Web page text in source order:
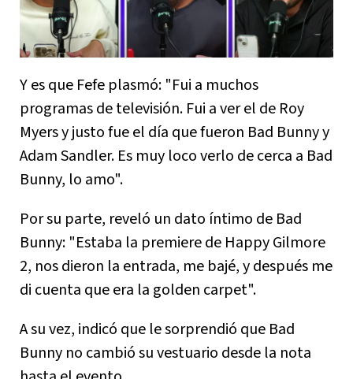
Y es que Fefe plasmó: "Fui a muchos
programas de televisión. Fui a ver el de Roy
Myers y justo fue el día que fueron Bad Bunny y
Adam Sandler. Es muy loco verlo de cerca a Bad
Bunny, lo amo".
Por su parte, reveló un dato íntimo de Bad
Bunny: "Estaba la premiere de Happy Gilmore
2, nos dieron la entrada, me bajé, y después me
di cuenta que era la golden carpet".
A su vez, indicó que le sorprendió que Bad
Bunny no cambió su vestuario desde la nota